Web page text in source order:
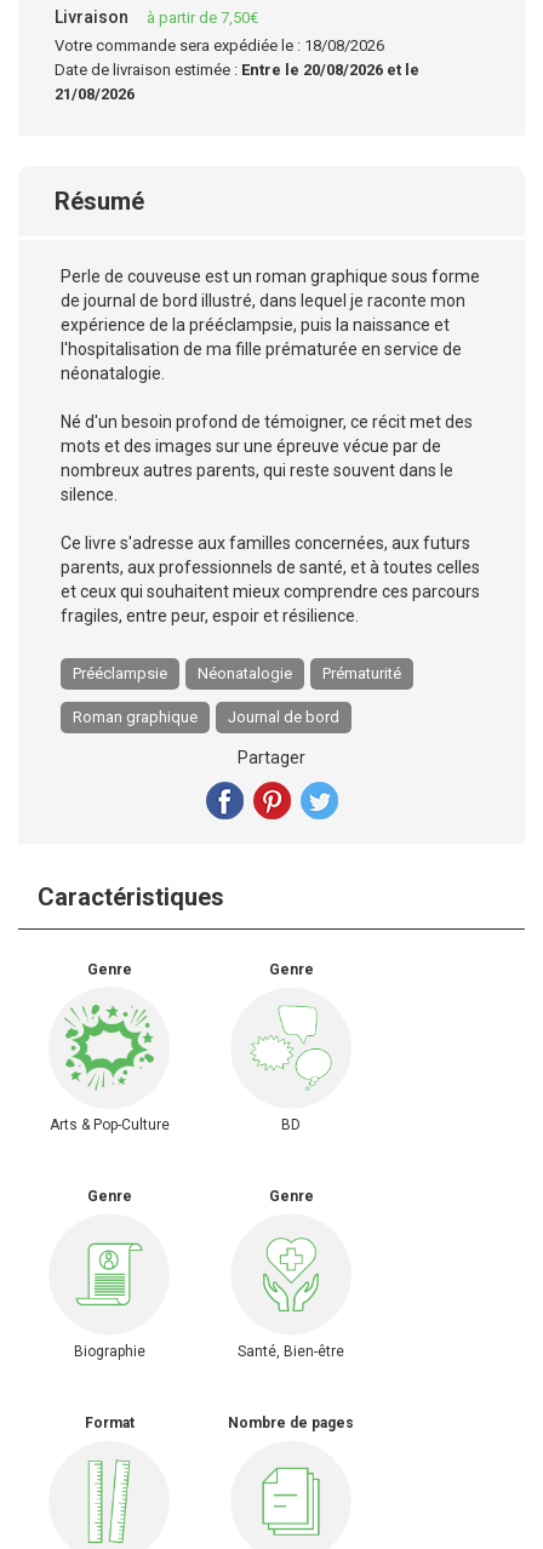
Livraison
à partir de 7,50€
Votre commande sera expédiée le : 18/08/2026
Date de livraison estimée : Entre le 20/08/2026 et le
21/08/2026
Résumé
Perle de couveuse est un roman graphique sous forme
de journal de bord illustré, dans lequel je raconte mon
expérience de la prééclampsie, puis la naissance et
l'hospitalisation de ma fille prématurée en service de
néonatalogie.
Né d'un besoin profond de témoigner, ce récit met des
mots et des images sur une épreuve vécue par de
nombreux autres parents, qui reste souvent dans le
silence.
Ce livre s'adresse aux familles concernées, aux futurs
parents, aux professionnels de santé, et à toutes celles
et ceux qui souhaitent mieux comprendre ces parcours
fragiles, entre peur, espoir et résilience.
Prééclampsie Néonatalogie Prématurité
Roman graphique Journal de bord
Partager
Caractéristiques
Genre
Arts & Pop-Culture
Genre
BD
Genre
Biographie
Genre
Santé, Bien-être
Format Nombre de pages